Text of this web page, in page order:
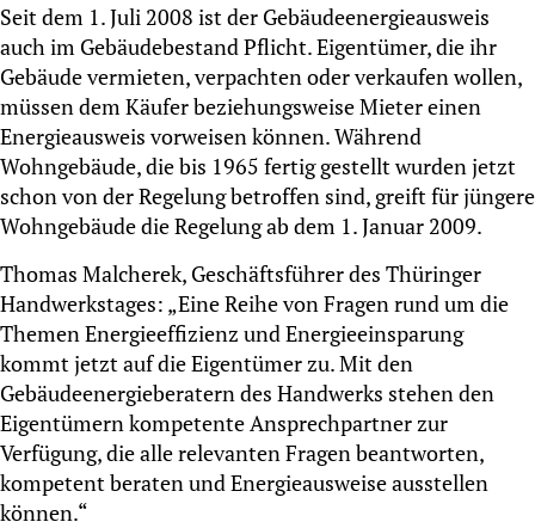
Seit dem 1. Juli 2008 ist der Gebäudeenergieausweis
auch im Gebäudebestand Pflicht. Eigentümer, die ihr
Gebäude vermieten, verpachten oder verkaufen wollen,
müssen dem Käufer beziehungsweise Mieter einen
Energieausweis vorweisen können. Während
Wohngebäude, die bis 1965 fertig gestellt wurden jetzt
schon von der Regelung betroffen sind, greift für jüngere
Wohngebäude die Regelung ab dem 1. Januar 2009.
Thomas Malcherek, Geschäftsführer des Thüringer
Handwerkstages: „Eine Reihe von Fragen rund um die
Themen Energieeffizienz und Energieeinsparung
kommt jetzt auf die Eigentümer zu. Mit den
Gebäudeenergieberatern des Handwerks stehen den
Eigentümern kompetente Ansprechpartner zur
Verfügung, die alle relevanten Fragen beantworten,
kompetent beraten und Energieausweise ausstellen
können.“